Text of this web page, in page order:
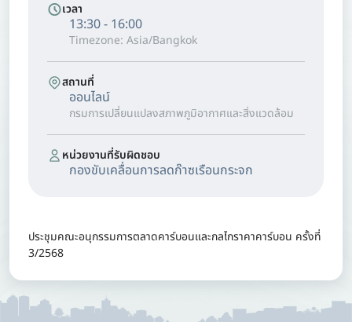
เวลา
13:30 - 16:00
Timezone: Asia/Bangkok
สถานที่
ออนไลน์
กรมการเปลี่ยนแปลงสภาพภูมิอากาศและสิ่งแวดล้อม
หน่วยงานที่รับผิดชอบ
กองขับเคลื่อนการลดก๊าซเรือนกระจก
ประชุมคณะอนุกรรมการตลาดคาร์บอนและกลไกราคาคาร์บอน ครั้งที่
3/2568